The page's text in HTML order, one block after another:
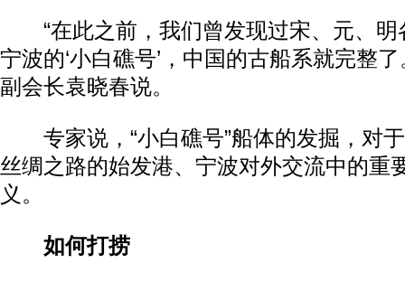
“在此之前，我们曾发现过宋、元、明
宁波的‘小白礁号’，中国的古船系就完整
副会长袁晓春说。
专家说，“小白礁号”船体的发掘，对
丝绸之路的始发港、宁波对外交流中的重
义。
如何打捞